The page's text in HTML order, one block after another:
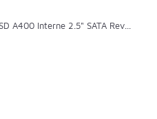
A400 Interne 2.5" SATA Rev...